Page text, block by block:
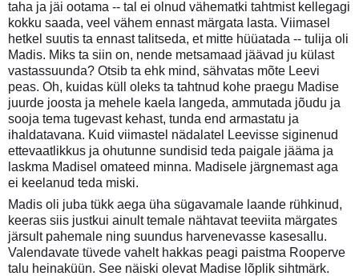
taha ja jäi ootama -- tal ei olnud vähematki tahtmist kellegagi
kokku saada, veel vähem ennast märgata lasta. Viimasel
hetkel suutis ta ennast talitseda, et mitte hüüatada -- tulija oli
Madis. Miks ta siin on, nende metsamaad jäävad ju külast
vastassuunda? Otsib ta ehk mind, sähvatas mõte Leevi
peas. Oh, kuidas küll oleks ta tahtnud kohe praegu Madise
juurde joosta ja mehele kaela langeda, ammutada jõudu ja
sooja tema tugevast kehast, tunda end armastatu ja
ihaldatavana. Kuid viimastel nädalatel Leevisse siginenud
ettevaatlikkus ja ohutunne sundisid teda paigale jääma ja
laskma Madisel omateed minna. Madisele järgnemast aga
ei keelanud teda miski.
Madis oli juba tükk aega üha sügavamale laande rühkinud,
keeras siis justkui ainult temale nähtavat teeviita märgates
järsult pahemale ning suundus harvenevasse kasesallu.
Valendavate tüvede vahelt hakkas peagi paistma Rooperve
talu heinaküün. See näiski olevat Madise lõplik sihtmärk.